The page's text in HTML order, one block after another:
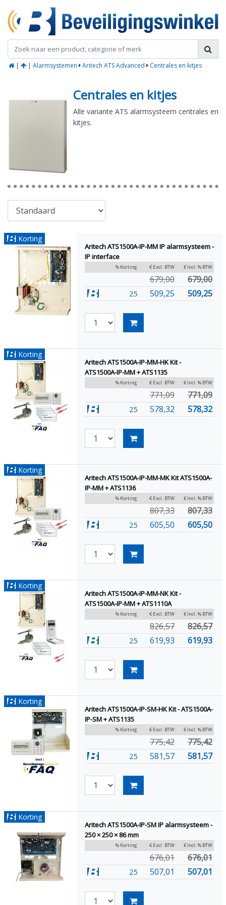
| | Alarmsystemen Aritech ATS Advanced Centrales en kitjes
Centrales en kitjes
Alle variante ATS alarmsysteem centrales en
kitjes.
Korting
Aritech ATS1500A-IP-MM IP alarmsysteem -
IP interface
% Korting € Excl. BTW € Incl. % BTW
679,00 679,00
25 509,25 509,25
Korting
Aritech ATS1500A-IP-MM-HK Kit -
ATS1500A-IP-MM + ATS1135
% Korting € Excl. BTW € Incl. % BTW
771,09 771,09
25 578,32 578,32
Korting
Aritech ATS1500A-IP-MM-MK Kit ATS1500A-
IP-MM + ATS1136
% Korting € Excl. BTW € Incl. % BTW
807,33 807,33
25 605,50 605,50
Korting
Aritech ATS1500A-IP-MM-NK Kit -
ATS1500A-IP-MM + ATS1110A
% Korting € Excl. BTW € Incl. % BTW
826,57 826,57
25 619,93 619,93
Korting
Aritech ATS1500A-IP-SM-HK Kit - ATS1500A-
IP-SM + ATS1135
% Korting € Excl. BTW € Incl. % BTW
775,42 775,42
25 581,57 581,57
Korting
Aritech ATS1500A-IP-SM IP alarmsysteem -
250 × 250 × 86 mm
% Korting € Excl. BTW € Incl. % BTW
676,01 676,01
25 507,01 507,01